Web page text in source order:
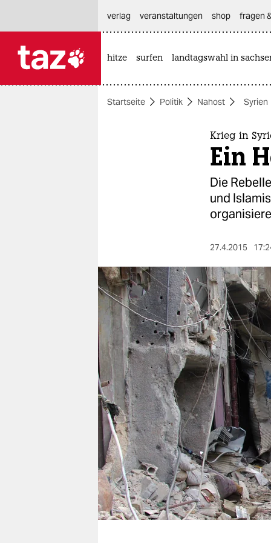
themen
berlin
nord
wahrheit
verlag
verlag
veranstaltungen
shop
fragen & hilfe
unterstützen
abo
genossenschaft
verlag
veranstaltungen shop fragen
hitze surfen landtagswahl in
Startseite Politik Nahost Syrien
Krieg in
Ein
Die
und
27.4.2015